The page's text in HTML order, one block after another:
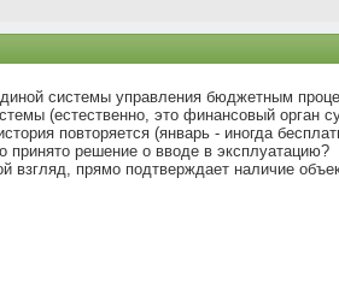
системы управления бюджетным
(естественно, это финансовый орган
повторяется (январь - иногда
принято решение о вводе в эксплуатацию?
взгляд, прямо подтверждает наличие